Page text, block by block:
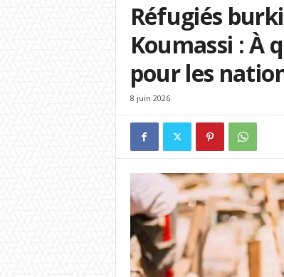
Réfugiés
Koumassi : À
pour les
8 juin 2026